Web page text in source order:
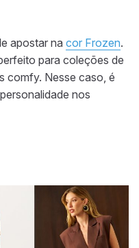
apostar na cor Frozen.
para coleções de
comfy. Nesse caso, é
nos